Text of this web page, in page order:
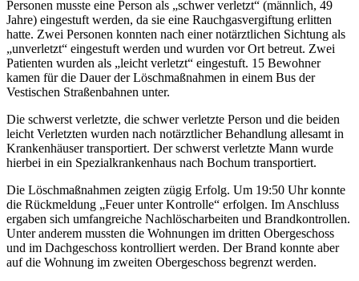
Personen musste eine Person als „schwer verletzt“ (männlich, 49
Jahre) eingestuft werden, da sie eine Rauchgasvergiftung erlitten
hatte. Zwei Personen konnten nach einer notärztlichen Sichtung als
„unverletzt“ eingestuft werden und wurden vor Ort betreut. Zwei
Patienten wurden als „leicht verletzt“ eingestuft. 15 Bewohner
kamen für die Dauer der Löschmaßnahmen in einem Bus der
Vestischen Straßenbahnen unter.
Die schwerst verletzte, die schwer verletzte Person und die beiden
leicht Verletzten wurden nach notärztlicher Behandlung allesamt in
Krankenhäuser transportiert. Der schwerst verletzte Mann wurde
hierbei in ein Spezialkrankenhaus nach Bochum transportiert.
Die Löschmaßnahmen zeigten zügig Erfolg. Um 19:50 Uhr konnte
die Rückmeldung „Feuer unter Kontrolle“ erfolgen. Im Anschluss
ergaben sich umfangreiche Nachlöscharbeiten und Brandkontrollen.
Unter anderem mussten die Wohnungen im dritten Obergeschoss
und im Dachgeschoss kontrolliert werden. Der Brand konnte aber
auf die Wohnung im zweiten Obergeschoss begrenzt werden.